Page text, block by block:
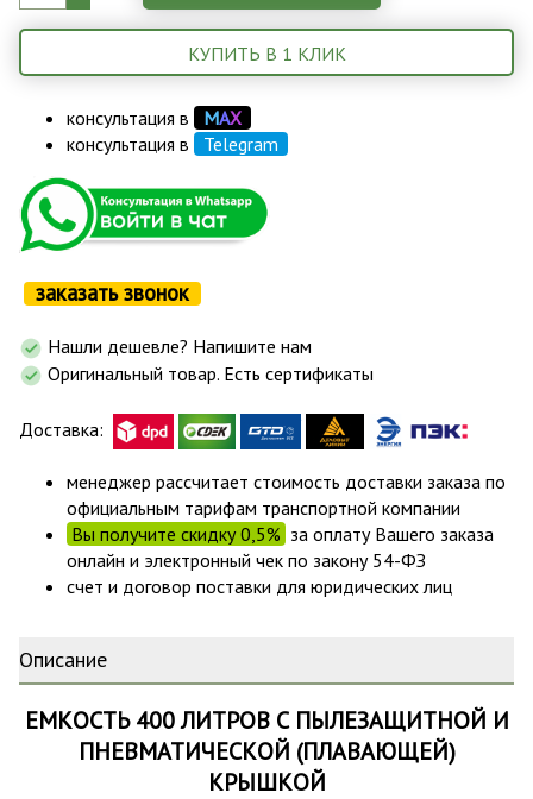
КУПИТЬ В 1 КЛИК
консультация в МАХ
консультация в Telegram
заказать звонок
Нашли дешевле? Напишите нам
Оригинальный товар. Есть сертификаты
Доставка:
менеджер рассчитает стоимость доставки заказа по
официальным тарифам транспортной компании
Вы получите скидку 0,5% за оплату Вашего заказа
онлайн и электронный чек по закону 54-ФЗ
счет и договор поставки для юридических лиц
Описание
ЕМКОСТЬ 400 ЛИТРОВ С ПЫЛЕЗАЩИТНОЙ И
ПНЕВМАТИЧЕСКОЙ (ПЛАВАЮЩЕЙ)
КРЫШКОЙ